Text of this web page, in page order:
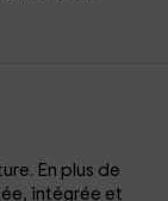
En plus de
intégrée et